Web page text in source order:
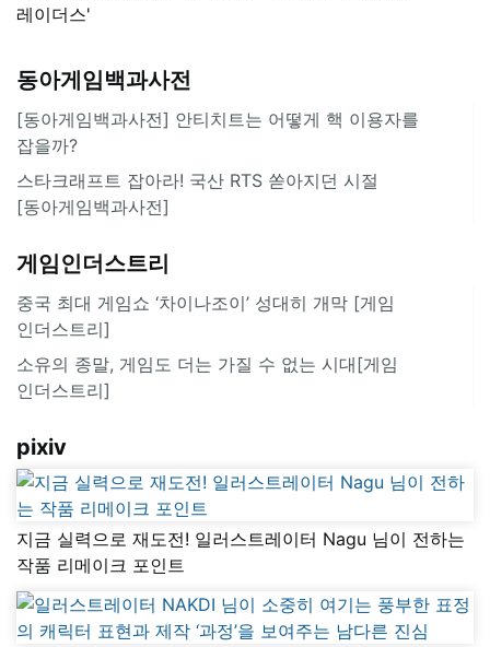
레이더스'
동아게임백과사전
[동아게임백과사전] 안티치트는 어떻게 핵 이용자를
잡을까?
스타크래프트 잡아라! 국산 RTS 쏟아지던 시절
[동아게임백과사전]
게임인더스트리
중국 최대 게임쇼 ‘차이나조이’ 성대히 개막 [게임
인더스트리]
소유의 종말, 게임도 더는 가질 수 없는 시대[게임
인더스트리]
pixiv
지금 실력으로 재도전! 일러스트레이터 Nagu 님이 전하는
작품 리메이크 포인트